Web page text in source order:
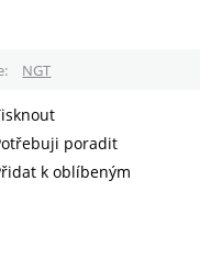
NGT
poradit
k oblíbeným